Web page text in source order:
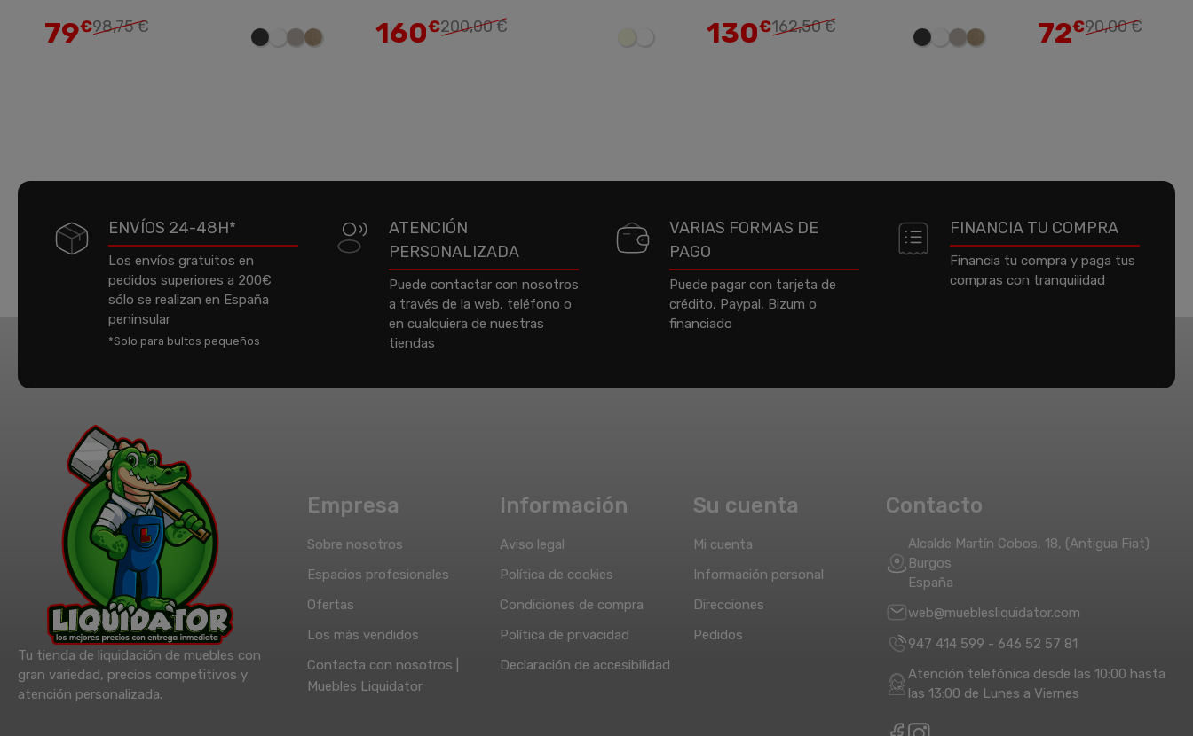
79€98,75 € 160€200,00 € 130€162,50 € 72€90,00 €
ENVÍOS 24-48H*
Los envíos gratuitos en
pedidos superiores a 200€
sólo se realizan en España
peninsular
*Solo para bultos pequeños
ATENCIÓN
PERSONALIZADA
Puede contactar con nosotros
a través de la web, teléfono o
en cualquiera de nuestras
tiendas
VARIAS FORMAS DE
PAGO
Puede pagar con tarjeta de
crédito, Paypal, Bizum o
financiado
FINANCIA TU COMPRA
Financia tu compra y paga tus
compras con tranquilidad
Tu tienda de liquidación de muebles con
gran variedad, precios competitivos y
atención personalizada.
Empresa
Sobre nosotros
Espacios profesionales
Ofertas
Los más vendidos
Contacta con nosotros |
Muebles Liquidator
Información
Aviso legal
Política de cookies
Condiciones de compra
Política de privacidad
Declaración de accesibilidad
Su cuenta
Mi cuenta
Información personal
Direcciones
Pedidos
Contacto
Alcalde Martín Cobos, 18, (Antigua Fiat)
Burgos
España
web@mueblesliquidator.com
947 414 599 - 646 52 57 81
Atención telefónica desde las 10:00 hasta
las 13:00 de Lunes a Viernes